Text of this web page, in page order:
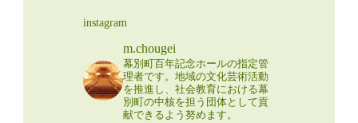
instagram
m.chougei
幕別町百年記念ホールの指定管
理者です。地域の文化芸術活動
を推進し、社会教育における幕
別町の中核を担う団体として貢
献できるよう努めます。